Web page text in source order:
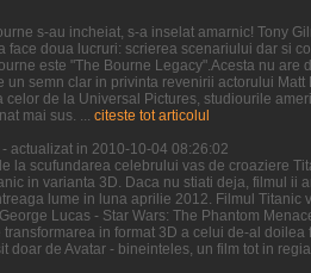
s-au incheiat, s-a inselat amarnic! Tony
doua lucruri: scrierea scenariului dar si
este "The Bourne Legacy".Acesta nu are
semn clar in privinta revenirii actorului
de la Universal Pictures, studiourile
mai sus. ... citeste tot articolul
- actualizat in 2010-10-04 08:26:02
la scufundarea celebrului vas de croaziere
in varianta 3D. Daca nu stiati deja, filmul
lume in luna aprilie 2012. Filmul
Lucas - Star Wars: The Phantom
in format 3D a celui de-al
doar de Avatar - bineinteles, un film tot in